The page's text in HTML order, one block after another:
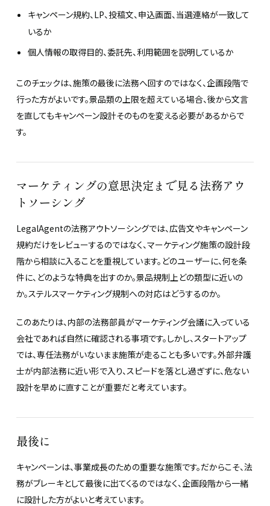
キャンペーン規約、LP、投稿文、申込画面、当選連絡が一致して
いるか
個人情報の取得目的、委託先、利用範囲を説明しているか
このチェックは、施策の最後に法務へ回すのではなく、企画段階で
行った方がよいです。景品類の上限を超えている場合、後から文言
を直してもキャンペーン設計そのものを変える必要があるからで
す。
マーケティングの意思決定まで見る法務アウ
トソーシング
LegalAgentの法務アウトソーシングでは、広告文やキャンペーン
規約だけをレビューするのではなく、マーケティング施策の設計段
階から相談に入ることを重視しています。どのユーザーに、何を条
件に、どのような特典を出すのか。景品規制上どの類型に近いの
か。ステルスマーケティング規制への対応はどうするのか。
このあたりは、内部の法務部員がマーケティング会議に入っている
会社であれば自然に確認される事項です。しかし、スタートアップ
では、専任法務がいないまま施策が走ることも多いです。外部弁護
士が内部法務に近い形で入り、スピードを落とし過ぎずに、危ない
設計を早めに直すことが重要だと考えています。
最後に
キャンペーンは、事業成長のための重要な施策です。だからこそ、法
務がブレーキとして最後に出てくるのではなく、企画段階から一緒
に設計した方がよいと考えています。